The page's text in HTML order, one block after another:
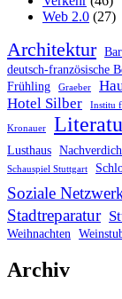
Web 2.0 (27)
Architektur
deutsch-französische
Frühling Graeber
Hotel Silber Institu
Kronauer
Lusthaus
Schauspiel Stuttgart
Soziale
Stadtreparatur
Weihnachten
Archiv